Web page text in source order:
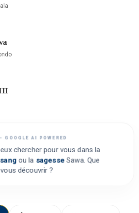
GOOGLE AI POWERED
chercher pour vous dans la
sangou la sagesse Sawa. Que
découvrir ?